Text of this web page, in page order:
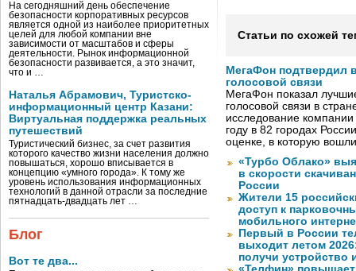
На сегодняшний день обеспечение
безопасности корпоративных ресурсов
является одной из наиболее приоритетных
целей для любой компании вне
зависимости от масштабов и сферы
деятельности. Рынок информационной
безопасности развивается, а это значит,
что и …
Наталья Абрамович, Туристско-
информационный центр Казани:
Виртуальная поддержка реальных
путешествий
Туристический бизнес, за счет развития
которого качество жизни населения должно
повышаться, хорошо вписывается в
концепцию «умного города». К тому же
уровень использования информационных
технологий в данной отрасли за последние
пятнадцать-двадцать лет …
Блог
Вот те два...
Статьи по схожей
МегаФон подтвердил
голосовой связи
МегаФон показал
голосовой связи в
исследование
году в 82 городах
оценке, в которую
«Турбо Облако»
в скорости
России
Жители 15
доступ к
мобильного
Первый в России
выходит летом
получи устройство